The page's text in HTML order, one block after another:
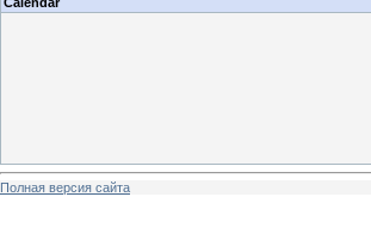
Полная версия сайта